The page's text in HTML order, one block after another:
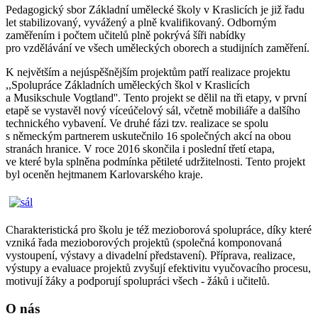
Pedagogický sbor Základní umělecké školy v Kraslicích je již řadu
let stabilizovaný, vyvážený a plně kvalifikovaný. Odborným
zaměřením i počtem učitelů plně pokrývá šíři nabídky
pro vzdělávání ve všech uměleckých oborech a studijních zaměření.
K největším a nejúspěšnějším projektům patří realizace projektu
,,Spolupráce Základních uměleckých škol v Kraslicích
a Musikschule Vogtland''. Tento projekt se dělil na tři etapy, v první
etapě se vystavěl nový víceúčelový sál, včetně mobiliáře a dalšího
technického vybavení. Ve druhé fázi tzv. realizace se spolu
s německým partnerem uskutečnilo 16 společných akcí na obou
stranách hranice. V roce 2016 skončila i poslední třetí etapa,
ve které byla splněna podmínka pětileté udržitelnosti. Tento projekt
byl oceněn hejtmanem Karlovarského kraje.
Charakteristická pro školu je též mezioborová spolupráce, díky které
vzniká řada mezioborových projektů (společná komponovaná
vystoupení, výstavy a divadelní představení). Příprava, realizace,
výstupy a evaluace projektů zvyšují efektivitu vyučovacího procesu,
motivují žáky a podporují spolupráci všech - žáků i učitelů.
O nás